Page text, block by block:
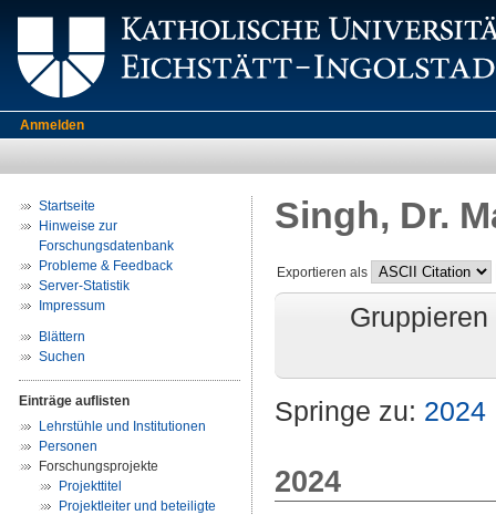
Anmelden
Startseite
Hinweise zur
Forschungsdatenbank
Probleme & Feedback
Server-Statistik
Impressum
Blättern
Suchen
Einträge auflisten
Lehrstühle und Institutionen
Personen
Forschungsprojekte
Projekttitel
Projektleiter und beteiligte
Singh, Dr.
Exportieren als
Springe zu: 2024
2024